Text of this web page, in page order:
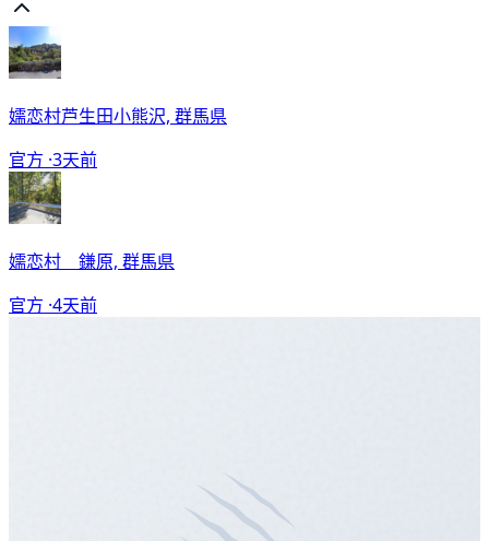
嬬恋村芦生田小熊沢, 群馬県
官方 ·3天前
嬬恋村 鎌原, 群馬県
官方 ·4天前